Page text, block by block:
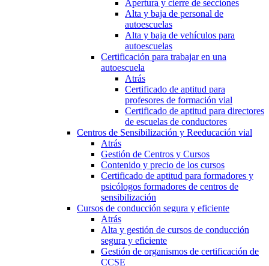
Apertura y cierre de secciones
Alta y baja de personal de
autoescuelas
Alta y baja de vehículos para
autoescuelas
Certificación para trabajar en una
autoescuela
Atrás
Certificado de aptitud para
profesores de formación vial
Certificado de aptitud para directores
de escuelas de conductores
Centros de Sensibilización y Reeducación vial
Atrás
Gestión de Centros y Cursos
Contenido y precio de los cursos
Certificado de aptitud para formadores y
psicólogos formadores de centros de
sensibilización
Cursos de conducción segura y eficiente
Atrás
Alta y gestión de cursos de conducción
segura y eficiente
Gestión de organismos de certificación de
CCSE